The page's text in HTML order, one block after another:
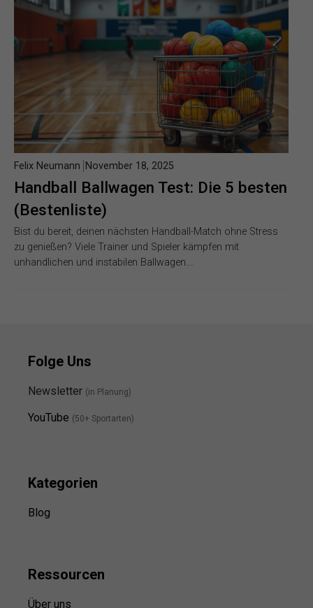
Handball Ballwagen Test: Die 5 besten
(Bestenliste)
Felix Neumann November 18, 2025
Bist du bereit, deinen nächsten Handball-Match ohne Stress
zu genießen? Viele Trainer und Spieler kämpfen mit
unhandlichen und instabilen Ballwagen….
Folge Uns
Newsletter (in Planung)
YouTube (50+ Sportarten)
Kategorien
Blog
Ressourcen
Über uns